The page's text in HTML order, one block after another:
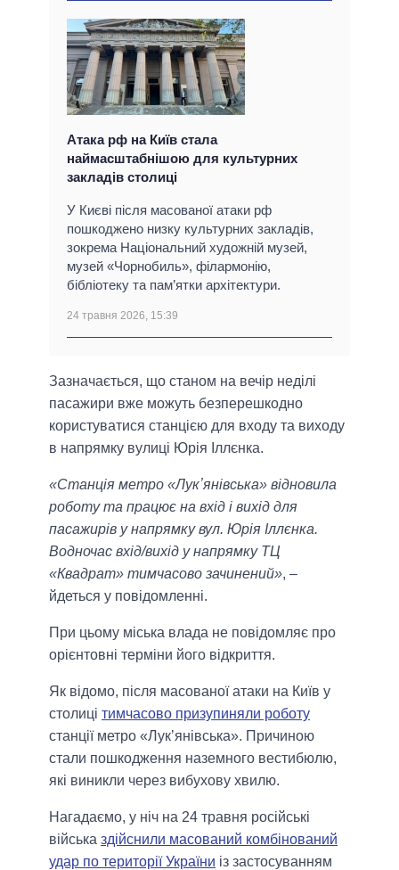
Атака рф на Київ стала
наймасштабнішою для культурних
закладів столиці
У Києві після масованої атаки рф
пошкоджено низку культурних закладів,
зокрема Національний художній музей,
музей «Чорнобиль», філармонію,
бібліотеку та пам’ятки архітектури.
24 травня 2026, 15:39
Зазначається, що станом на вечір неділі
пасажири вже можуть безперешкодно
користуватися станцією для входу та виходу
в напрямку вулиці Юрія Іллєнка.
«Станція метро «Лукʼянівська» відновила
роботу та працює на вхід і вихід для
пасажирів у напрямку вул. Юрія Іллєнка.
Водночас вхід/вихід у напрямку ТЦ
«Квадрат» тимчасово зачинений», –
йдеться у повідомленні.
При цьому міська влада не повідомляє про
орієнтовні терміни його відкриття.
Як відомо, після масованої атаки на Київ у
столиці тимчасово призупиняли роботу
станції метро «Лукʼянівська». Причиною
стали пошкодження наземного вестибюлю,
які виникли через вибухову хвилю.
Нагадаємо, у ніч на 24 травня російські
війська здійснили масований комбінований
удар по території України із застосуванням